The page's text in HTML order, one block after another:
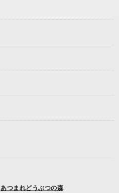
あつまれどうぶつの森.